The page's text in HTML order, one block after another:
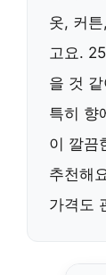
옷, 커
고요.
을 것
특히 향
이 깔끔
추천해
가격도